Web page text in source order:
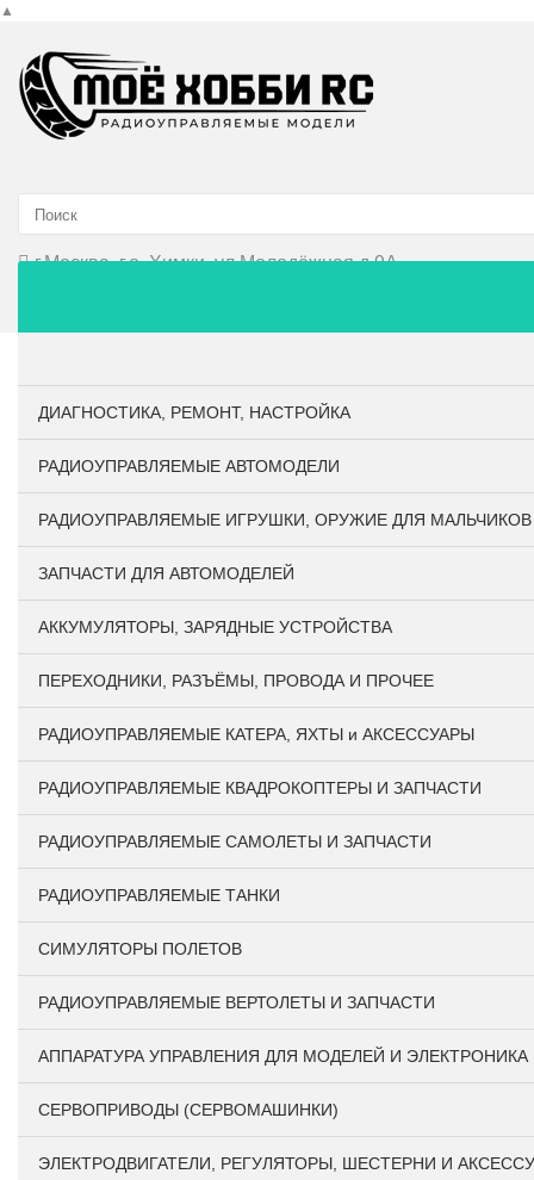
▲
г.Москва, г.о. Химки, ул.Молодёжная д.9А
ДИАГНОСТИКА, РЕМОНТ, НАСТРОЙКА
РАДИОУПРАВЛЯЕМЫЕ АВТОМОДЕЛИ
РАДИОУПРАВЛЯЕМЫЕ ИГРУШКИ, ОРУЖИЕ ДЛЯ МАЛЬЧИКОВ
ЗАПЧАСТИ ДЛЯ АВТОМОДЕЛЕЙ
АККУМУЛЯТОРЫ, ЗАРЯДНЫЕ УСТРОЙСТВА
ПЕРЕХОДНИКИ, РАЗЪЁМЫ, ПРОВОДА И ПРОЧЕЕ
РАДИОУПРАВЛЯЕМЫЕ КАТЕРА, ЯХТЫ и АКСЕССУАРЫ
РАДИОУПРАВЛЯЕМЫЕ КВАДРОКОПТЕРЫ И ЗАПЧАСТИ
РАДИОУПРАВЛЯЕМЫЕ САМОЛЕТЫ И ЗАПЧАСТИ
РАДИОУПРАВЛЯЕМЫЕ ТАНКИ
СИМУЛЯТОРЫ ПОЛЕТОВ
РАДИОУПРАВЛЯЕМЫЕ ВЕРТОЛЕТЫ И ЗАПЧАСТИ
АППАРАТУРА УПРАВЛЕНИЯ ДЛЯ МОДЕЛЕЙ И ЭЛЕКТРОНИКА
СЕРВОПРИВОДЫ (СЕРВОМАШИНКИ)
ЭЛЕКТРОДВИГАТЕЛИ, РЕГУЛЯТОРЫ, ШЕСТЕРНИ И